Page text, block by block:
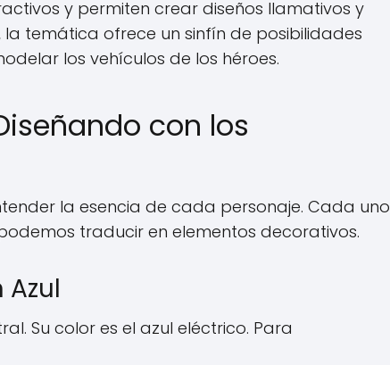
y permiten crear diseños llamativos y
temática ofrece un sinfín de posibilidades
los vehículos de los héroes.
con los
la esencia de cada personaje. Cada uno
traducir en elementos decorativos.
Su color es el azul eléctrico. Para